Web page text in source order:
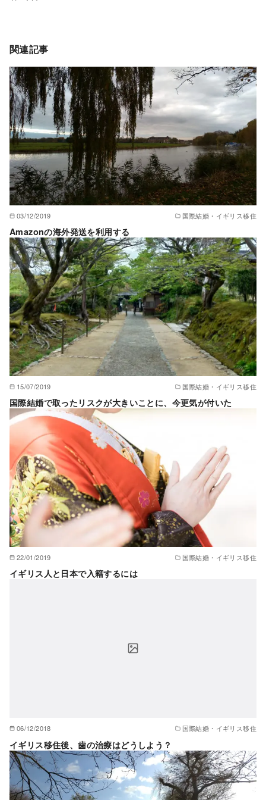
関連記事
03/12/2019 国際結婚・イギリス移住
Amazonの海外発送を利用する
15/07/2019 国際結婚・イギリス移住
国際結婚で取ったリスクが大きいことに、今更気が付いた
22/01/2019 国際結婚・イギリス移住
イギリス人と日本で入籍するには
06/12/2018 国際結婚・イギリス移住
イギリス移住後、歯の治療はどうしよう？